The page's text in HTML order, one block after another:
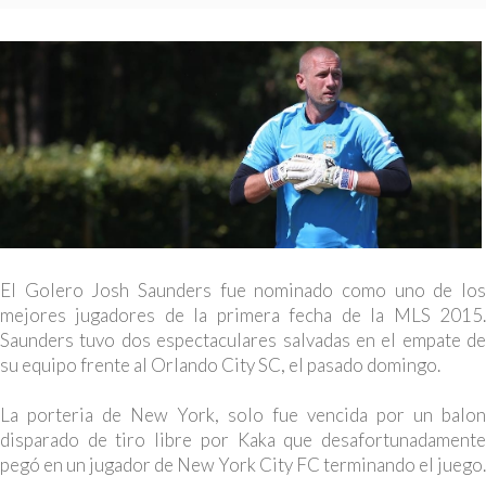
Otros Deportes
Risaralda
El Golero Josh Saunders fue nominado como uno de los
mejores jugadores de la primera fecha de la MLS 2015.
Saunders tuvo dos espectaculares salvadas en el empate de
su equipo frente al Orlando City SC, el pasado domingo.
La porteria de New York, solo fue vencida por un balon
disparado de tiro libre por Kaka que desafortunadamente
pegó en un jugador de New York City FC terminando el juego.